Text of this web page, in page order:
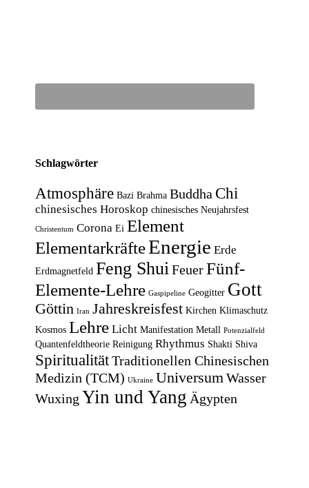
Schlagwörter
Atmosphäre Bazi Brahma Buddha Chi
chinesisches Horoskop chinesisches Neujahrsfest
Christentum Corona Ei Element
ElementarkräfteEnergie Erde
Erdmagnetfeld Feng Shui Feuer Fünf-
Elemente-Lehre Gaspipeline Geogitter Gott
Göttin Iran Jahreskreisfest Kirchen Klimaschutz
Kosmos Lehre Licht Manifestation Metall Potenzialfeld
Quantenfeldtheorie Reinigung Rhythmus Shakti Shiva
Spiritualität Traditionellen Chinesischen
Medizin (TCM) Ukraine Universum Wasser
Wuxing Yin und Yang Ägypten